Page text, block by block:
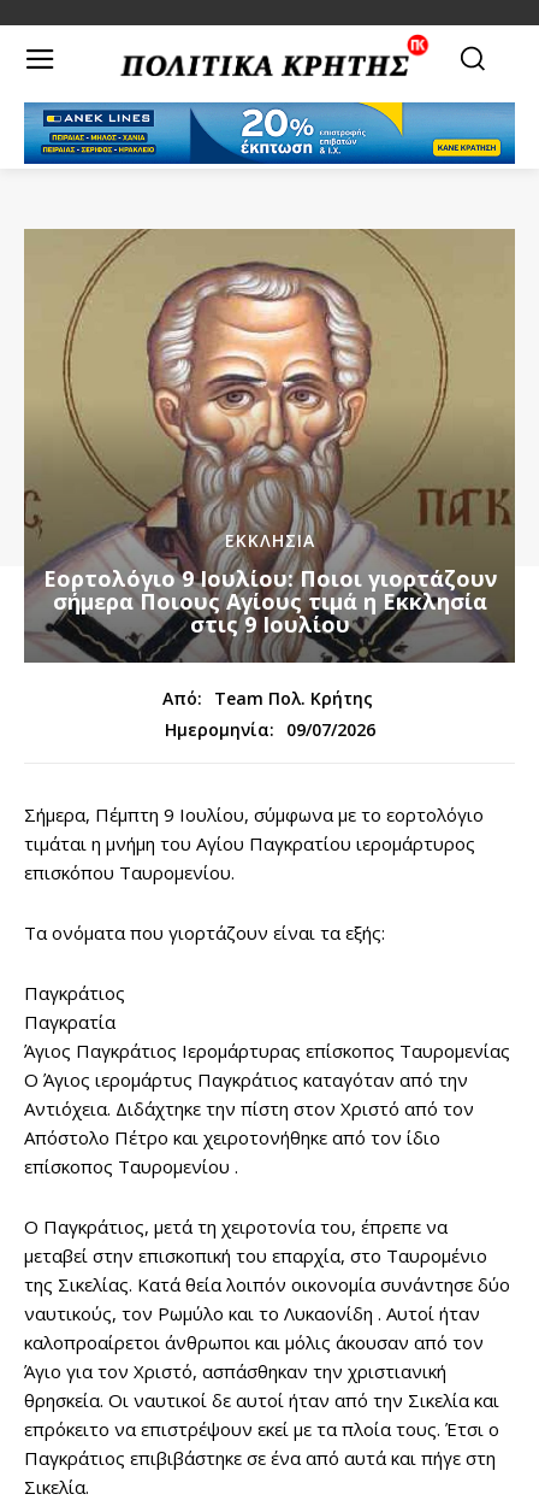
ΕΚΚΛΗΣΙΑ
Εορτολόγιο 9 Ιουλίου: Ποιοι γιορτάζουν
σήμερα Ποιους Αγίους τιμά η Εκκλησία
στις 9 Ιουλίου
Από:
Team Πολ. Κρήτης
Ημερομηνία:
09/07/2026
Σήμερα, Πέμπτη 9 Ιουλίου, σύμφωνα με το εορτολόγιο
τιμάται η μνήμη του Αγίου Παγκρατίου ιερομάρτυρος
επισκόπου Ταυρομενίου.
Τα ονόματα που γιορτάζουν είναι τα εξής:
Παγκράτιος
Παγκρατία
Άγιος Παγκράτιος Ιερομάρτυρας επίσκοπος Ταυρομενίας
Ο Άγιος ιερομάρτυς Παγκράτιος καταγόταν από την
Αντιόχεια. Διδάχτηκε την πίστη στον Χριστό από τον
Απόστολο Πέτρο και χειροτονήθηκε από τον ίδιο
επίσκοπος Ταυρομενίου .
Ο Παγκράτιος, μετά τη χειροτονία του, έπρεπε να
μεταβεί στην επισκοπική του επαρχία, στο Ταυρομένιο
της Σικελίας. Κατά θεία λοιπόν οικονομία συνάντησε δύο
ναυτικούς, τον Ρωμύλο και το Λυκαονίδη . Αυτοί ήταν
καλοπροαίρετοι άνθρωποι και μόλις άκουσαν από τον
Άγιο για τον Χριστό, ασπάσθηκαν την χριστιανική
θρησκεία. Οι ναυτικοί δε αυτοί ήταν από την Σικελία και
επρόκειτο να επιστρέψουν εκεί με τα πλοία τους. Έτσι ο
Παγκράτιος επιβιβάστηκε σε ένα από αυτά και πήγε στη
Σικελία.